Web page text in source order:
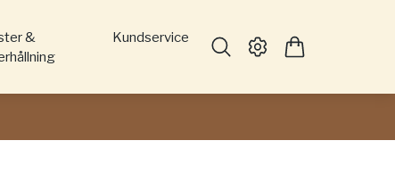
&
Kundservice